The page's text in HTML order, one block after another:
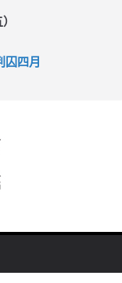
囚四月
保釋候訊